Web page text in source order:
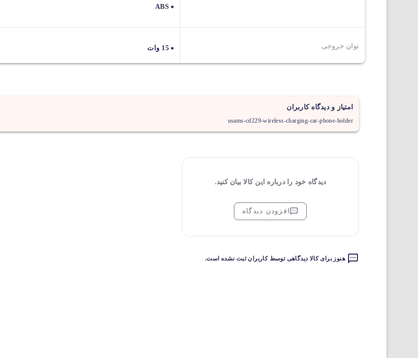
ABS
توان خروجی 15 وات
امتیاز و دیدگاه کاربران
usams-cd229-wireless-charging-car-phone-holder
دیدگاه خود را درباره این کالا بیان کنید.
افزودن دیدگاه
هنوز برای کالا دیدگاهی توسط کاربران ثبت نشده است.